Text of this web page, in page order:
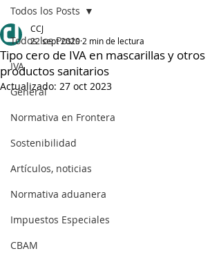
Todos los Posts
IVA
General
Normativa en Frontera
Sostenibilidad
Artículos, noticias
Normativa aduanera
Impuestos Especiales
CBAM
Todos los Posts
Tipo cero de IVA en mascarillas y otros
productos sanitarios
CCJ
22 sept 2020 2 min de lectura
Actualizado: 27 oct 2023